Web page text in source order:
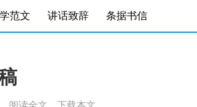
范文 讲话致辞 条据书信